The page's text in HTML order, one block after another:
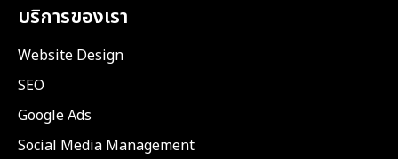
บริการของเรา
Website Design
SEO
Google Ads
Social Media Management